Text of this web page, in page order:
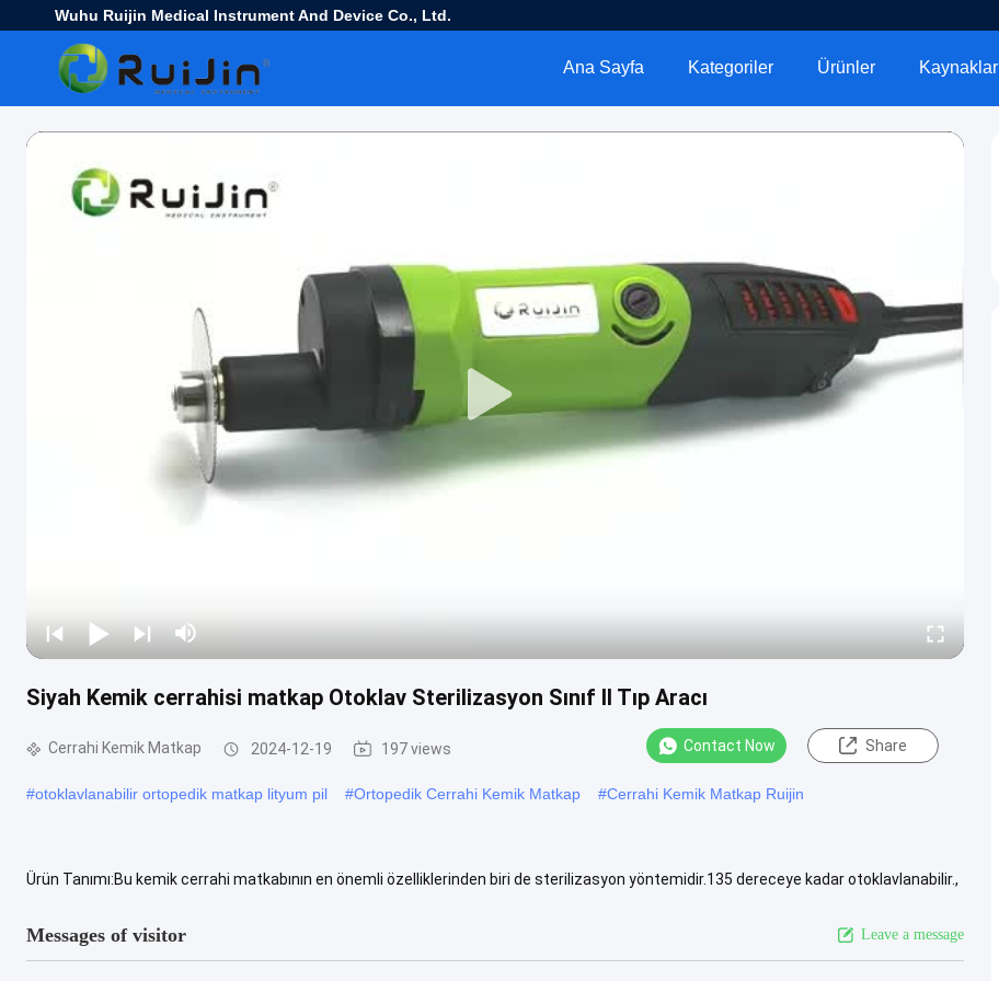
Wuhu Ruijin Medical Instrument And Device Co., Ltd.
Ana Sayfa Kategoriler Ürünler Kaynaklar
Siyah Kemik cerrahisi matkap Otoklav Sterilizasyon Sınıf II Tıp Aracı
Cerrahi Kemik Matkap 2024-12-19 197 views Contact Now Share
#otoklavlanabilir ortopedik matkap lityum pil #Ortopedik Cerrahi Kemik Matkap #Cerrahi Kemik Matkap Ruijin
Ürün Tanımı:Bu kemik cerrahi matkabının en önemli özelliklerinden biri de sterilizasyon yöntemidir.135 dereceye kadar otoklavlanabilir.,
Messages of visitor Leave a message